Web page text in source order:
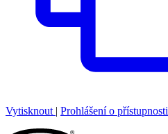
Vytisknout | Prohlášení o přístupnosti